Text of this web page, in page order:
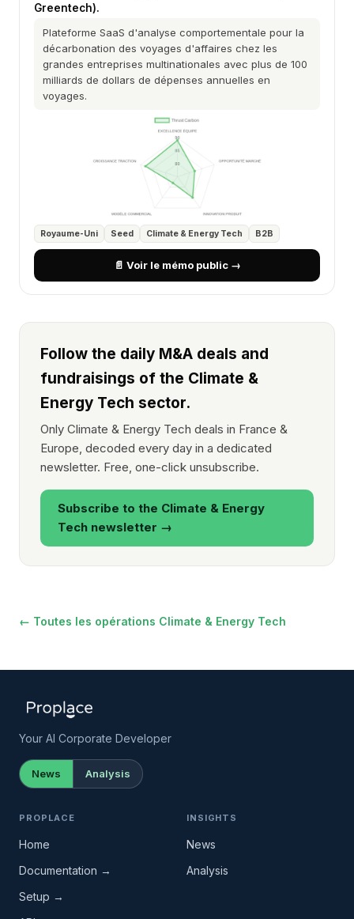
Greentech).
Plateforme SaaS d'analyse comportementale pour la
décarbonation des voyages d'affaires chez les
grandes entreprises multinationales avec plus de 100
milliards de dollars de dépenses annuelles en
voyages.
Royaume-Uni Seed Climate & Energy Tech B2B
📄 Voir le mémo public →
Follow the daily M&A deals and
fundraisings of the Climate &
Energy Tech sector.
Only Climate & Energy Tech deals in France &
Europe, decoded every day in a dedicated
newsletter. Free, one-click unsubscribe.
Subscribe to the Climate & Energy
Tech newsletter →
← Toutes les opérations Climate & Energy Tech
Your AI Corporate Developer
News Analysis
PROPLACE
Home
Documentation →
Setup →
INSIGHTS
News
Analysis